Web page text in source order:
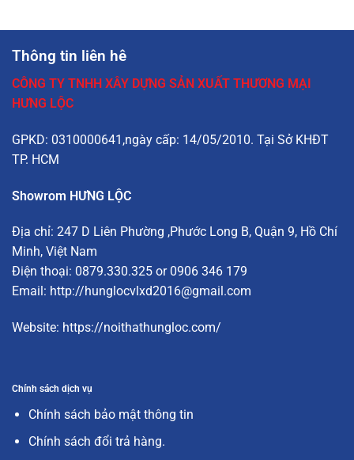
Thông tin liên hê
CÔNG TY TNHH XÂY DỰNG SẢN XUẤT THƯƠNG MẠI
HƯNG LỘC
GPKD: 0310000641,ngày cấp: 14/05/2010. Tại Sở KHĐT
TP. HCM
Showrom HƯNG LỘC
Địa chỉ: 247 D Liên Phường ,Phước Long B, Quận 9, Hồ Chí
Minh, Việt Nam
Điện thoại: 0879.330.325 or 0906 346 179
Email: http://hunglocvlxd2016@gmail.com
Website: https://noithathungloc.com/
Chính sách dịch vụ
Chính sách bảo mật thông tin
Chính sách đổi trả hàng.